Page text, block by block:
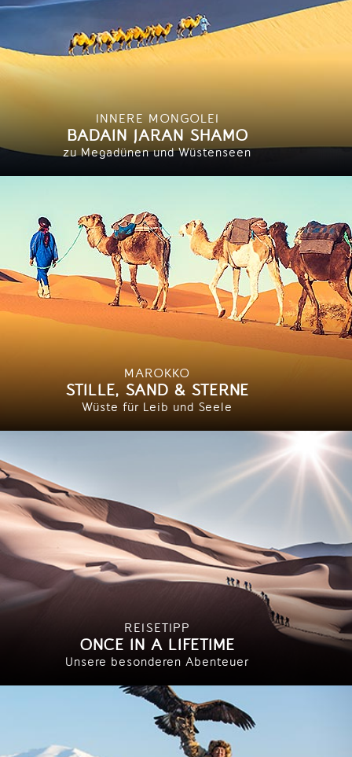
INNERE MONGOLEI
BADAIN JARAN SHAMO
zu Megadünen und Wüstenseen
MAROKKO
STILLE, SAND & STERNE
Wüste für Leib und Seele
REISETIPP
ONCE IN A LIFETIME
Unsere besonderen Abenteuer